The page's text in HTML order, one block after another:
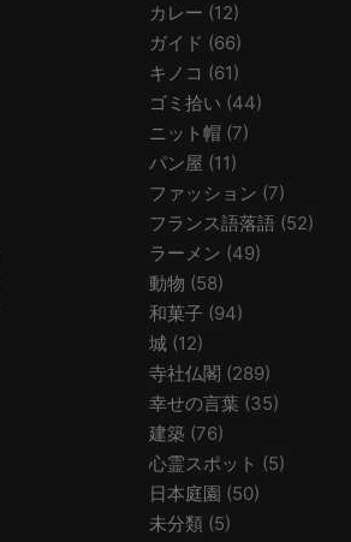
カレー (12)
ガイド (66)
キノコ (61)
ゴミ拾い (44)
ニット帽 (7)
パン屋 (11)
ファッション (7)
フランス語落語 (52)
ラーメン (49)
動物 (58)
和菓子 (94)
城 (12)
寺社仏閣 (289)
幸せの言葉 (35)
建築 (76)
心霊スポット (5)
日本庭園 (50)
未分類 (5)